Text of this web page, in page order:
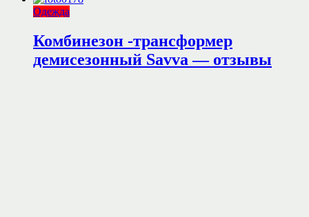
Одежда
Комбинезон -трансформер
демисезонный Savva — отзывы